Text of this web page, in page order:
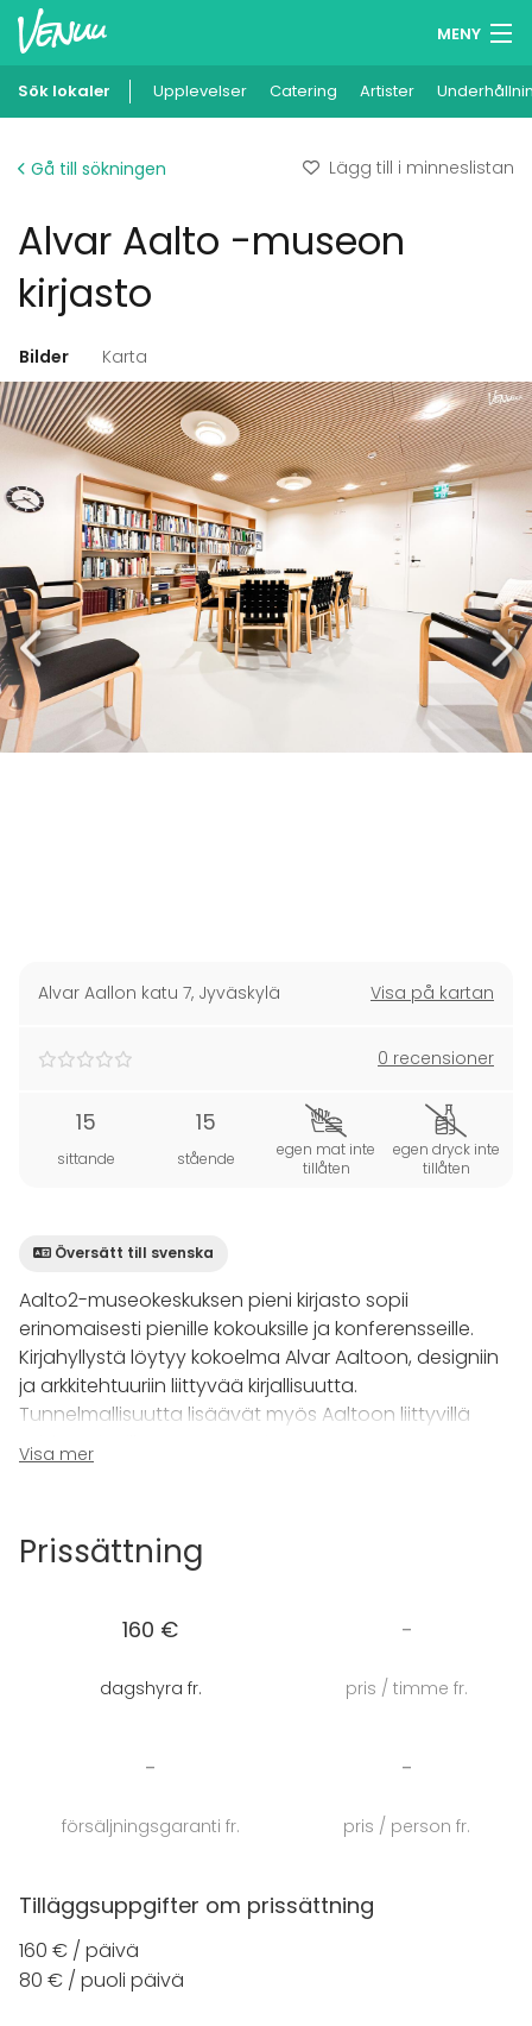
MENY
Minneslista
Lägg till din lokal
Sök lokaler Upplevelser Catering Artister
Gå till sökningen Lägg till i minneslistan
Alvar Aalto -museon
kirjasto
Bilder Karta
Alvar Aallon katu 7, Jyväskylä Visa på kartan
0 recensioner
15
sittande
15
stående
egen mat inte
tillåten
egen dryck inte
tillåten
Översätt till svenska
Aalto2-museokeskuksen pieni kirjasto sopii
erinomaisesti pienille kokouksille ja konferensseille.
Kirjahyllystä löytyy kokoelma Alvar Aaltoon, designiin
ja arkkitehtuuriin liittyvää kirjallisuutta.
Tunnelmallisuutta lisäävät myös Aaltoon liittyvillä
taide-esineillä toteutettu sisustus.
Aalto2 Café järjestää ruokailun tai kahvituksen
Tilassa käytössä Aalto2-museokeskuksen langaton
Visa mer
Prissättning
160 €
dagshyra fr.
-
pris / timme fr.
-
försäljningsgaranti fr.
-
pris / person fr.
Tilläggsuppgifter om prissättning
160 € / päivä
80 € / puoli päivä